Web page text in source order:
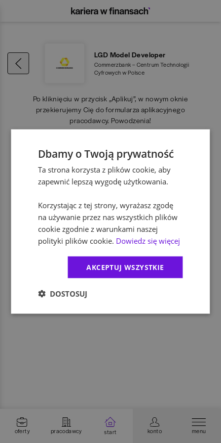
oferty pracodawcy start konto menu
LGD Model Developer
Commerzbank – Centrum Technologii
Cyfrowych w Polsce
Po kliknięciu w przycisk „Aplikuj”, w nowym oknie
przekierujemy Cię do formularza aplikacyjnego
pracodawcy. Powodzenia!
APLIKUJ
Dbamy o Twoją prywatność
Ta strona korzysta z plików cookie, aby
zapewnić lepszą wygodę użytkowania.
Korzystając z tej strony, wyrażasz zgodę
na używanie przez nas wszystkich plików
cookie zgodnie z warunkami naszej
polityki plików cookie. Dowiedz się więcej
AKCEPTUJ WSZYSTKIE
DOSTOSUJ